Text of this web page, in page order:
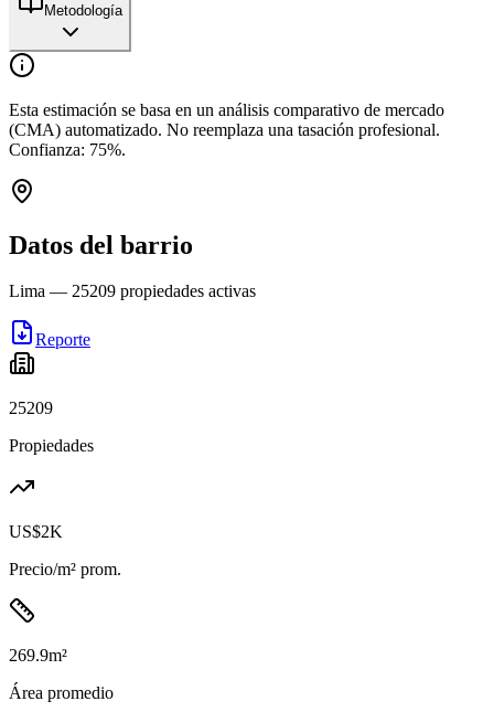
Metodología
Esta estimación se basa en un análisis comparativo de mercado
(CMA) automatizado. No reemplaza una tasación profesional.
Confianza: 75%.
Datos del barrio
Lima — 25209 propiedades activas
Reporte
25209
Propiedades
US$2K
Precio/m² prom.
269.9m²
Área promedio